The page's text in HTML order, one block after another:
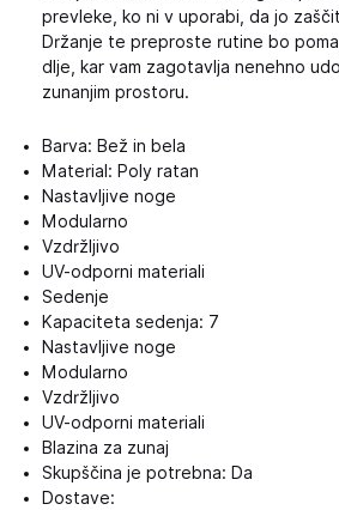
prevleke, ko ni v uporabi, da jo
Držanje te preproste rutine bo
dlje, kar vam zagotavlja nenehno
zunanjim prostoru.
Barva: Bež in bela
Material: Poly ratan
Nastavljive noge
Modularno
Vzdržljivo
UV-odporni materiali
Sedenje
Kapaciteta sedenja: 7
Nastavljive noge
Modularno
Vzdržljivo
UV-odporni materiali
Blazina za zunaj
Skupščina je potrebna: Da
Dostave: